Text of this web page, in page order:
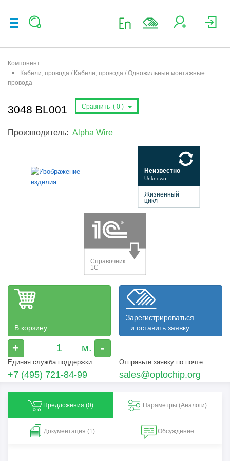
Компонент
Кабели, провода / Кабели, провода / Одножильные монтажные
провода
3048 BL001 Сравнить ( 0 )
Производитель: Alpha Wire
В корзину
+ -
Зарегистрироваться
и оставить заявку
Единая служба поддержки:
+7 (495) 721-84-99
Отправьте заявку по почте:
sales@optochip.org
Предложения (0) Параметры (Aналоги)
Документация (1) Обсуждение